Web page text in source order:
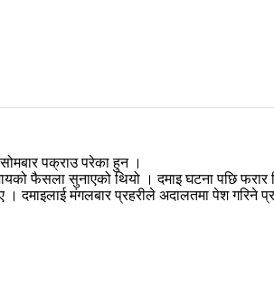
पक्राउ परेका हुन ।
फैसला सुनाएको थियो । दमाइ घटना पछि फरार
। दमाइलाई मंगलबार प्रहरीले अदालतमा पेश गरिने